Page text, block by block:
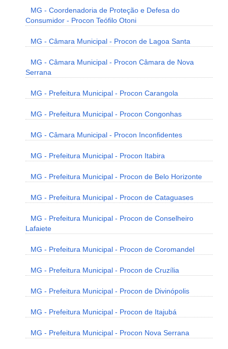
MG - Coordenadoria de Proteção e Defesa do
Consumidor - Procon Teófilo Otoni
MG - Câmara Municipal - Procon de Lagoa Santa
MG - Câmara Municipal - Procon Câmara de Nova
Serrana
MG - Prefeitura Municipal - Procon Carangola
MG - Prefeitura Municipal - Procon Congonhas
MG - Câmara Municipal - Procon Inconfidentes
MG - Prefeitura Municipal - Procon Itabira
MG - Prefeitura Municipal - Procon de Belo Horizonte
MG - Prefeitura Municipal - Procon de Cataguases
MG - Prefeitura Municipal - Procon de Conselheiro
Lafaiete
MG - Prefeitura Municipal - Procon de Coromandel
MG - Prefeitura Municipal - Procon de Cruzília
MG - Prefeitura Municipal - Procon de Divinópolis
MG - Prefeitura Municipal - Procon de Itajubá
MG - Prefeitura Municipal - Procon Nova Serrana